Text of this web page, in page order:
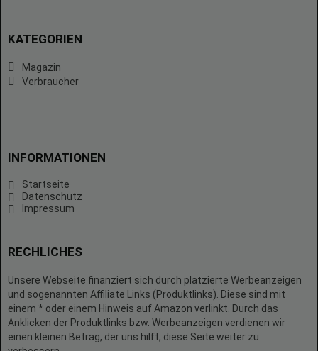
KATEGORIEN
Magazin
Verbraucher
INFORMATIONEN
Startseite
Datenschutz
Impressum
RECHLICHES
Unsere Webseite finanziert sich durch platzierte Werbeanzeigen
und sogenannten Affiliate Links (Produktlinks). Diese sind mit
einem * oder einem Hinweis auf Amazon verlinkt. Durch das
Anklicken der Produktlinks bzw. Werbeanzeigen verdienen wir
einen kleinen Betrag, der uns hilft, diese Seite weiter zu